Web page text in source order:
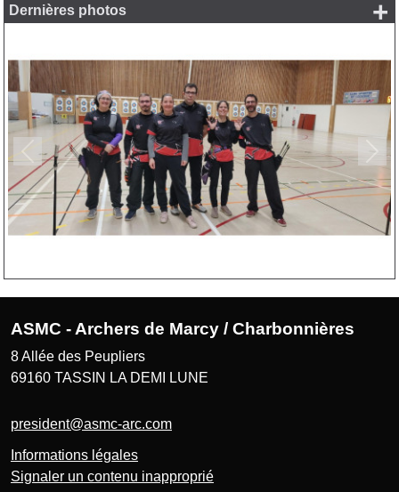
Dernières photos
Précedent
+
ASMC - Archers de Marcy / Charbonnières
8 Allée des Peupliers
69160 TASSIN LA DEMI LUNE
president@asmc-arc.com
Informations légales
Signaler un contenu inapproprié